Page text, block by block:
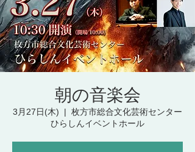
朝の音楽会
3月27日(木)
  |
枚方市総合文化芸術センター
ひらしんイベントホール